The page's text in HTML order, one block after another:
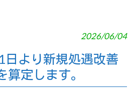
2026/06/04
より新規処遇改善
算定します。